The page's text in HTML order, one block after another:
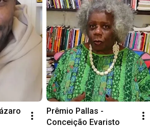
Prêmio Pallas -
Conceição Evaristo